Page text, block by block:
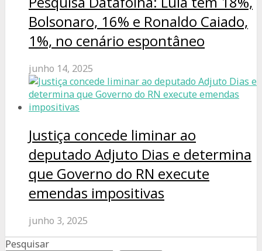
Bolsonaro, 16% e Ronaldo Caiado,
1%, no cenário espontâneo
junho 14, 2025
Justiça concede liminar ao
deputado Adjuto Dias e determina
que Governo do RN execute
emendas impositivas
junho 3, 2025
Pesquisar